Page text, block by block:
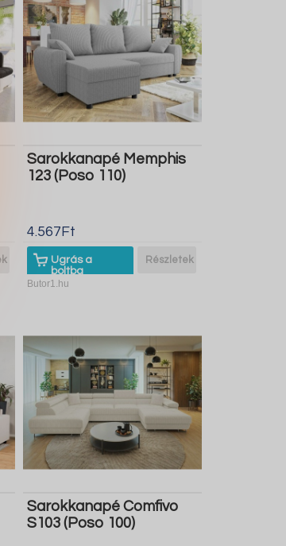
Sarokkanapé Memphis
123 (Poso 110)
4.567Ft
Ugrás a
boltba
Részletek
Butor1.hu
Sarokkanapé Comfivo
S103 (Poso 100)